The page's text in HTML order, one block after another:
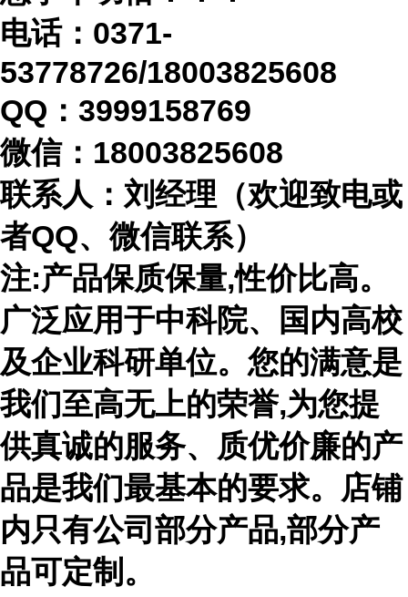
电话： 0371-
53778726/18003825608
QQ：3999158769
微信： 18003825608
联系人：刘经理（欢迎致电或
者QQ、微信联系）
注:产品保质保量,性价比高。
广泛应用于中科院、国内高校
及企业科研单位。您的满意是
我们至高无上的荣誉,为您提
供真诚的服务、质优价廉的产
品是我们最基本的要求。店铺
内只有公司部分产品,部分产
品可定制。